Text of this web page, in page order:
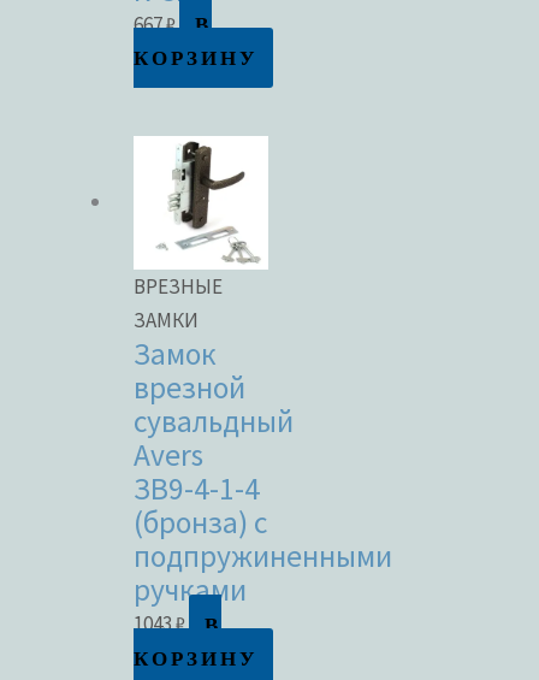
667₽
В
КОРЗИНУ
ВРЕЗНЫЕ
ЗАМКИ
Замок
врезной
сувальдный
Avers
ЗВ9-4-1-4
(бронза) с
подпружиненными
ручками
1043₽
В
КОРЗИНУ